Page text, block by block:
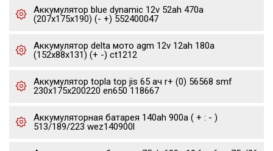
Аккумулятор blue dynamic 12v 52ah 470a
(207x175x190) (- +) 552400047
Аккумулятор delta мото agm 12v 12ah 180a
(152x88x131) (+ -) ct1212
Аккумулятор topla top jis 65 ач r+ (0) 56568 smf
230x175x200220 en650 118667
Аккумуляторная батарея 140ah 900a ( + : - )
513/189/223 wez140900l